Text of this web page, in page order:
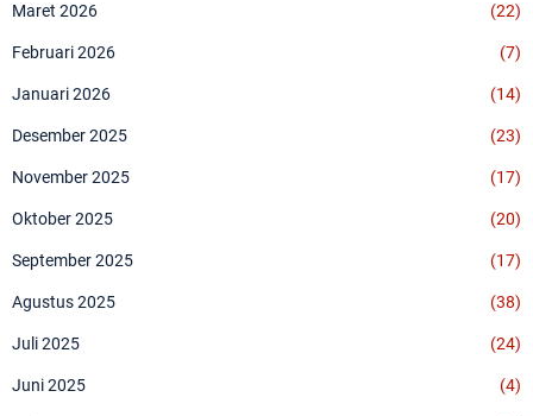
Maret 2026 (22)
Februari 2026 (7)
Januari 2026 (14)
Desember 2025 (23)
November 2025 (17)
Oktober 2025 (20)
September 2025 (17)
Agustus 2025 (38)
Juli 2025 (24)
Juni 2025 (4)